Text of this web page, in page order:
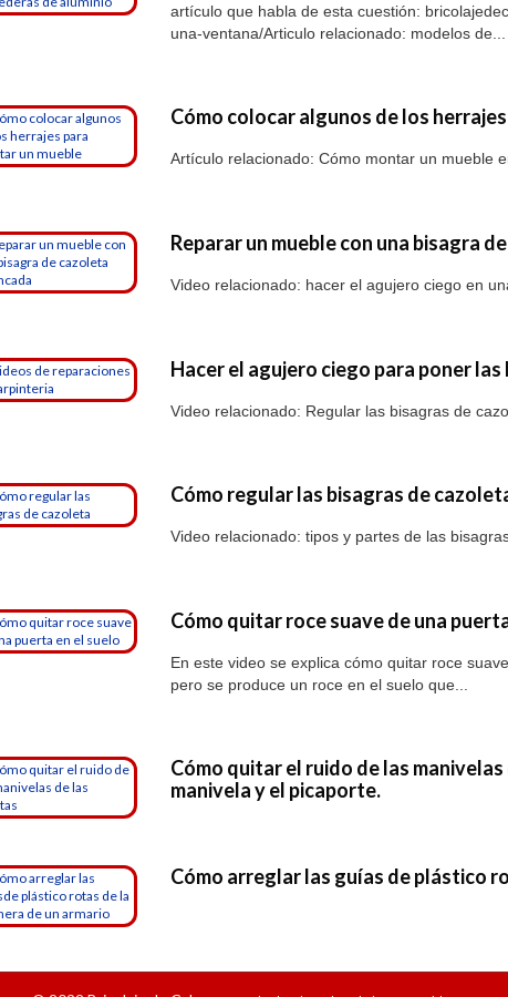
artículo que habla de esta cuestión:
una-ventana/Articulo relacionado: modelos de...
Cómo colocar algunos de los
Artículo relacionado: Cómo montar un mueble
Reparar un mueble con una bisagra
Video relacionado: hacer el agujero ciego en
Hacer el agujero ciego para poner
Video relacionado: Regular las bisagras de
Cómo regular las bisagras de
Video relacionado: tipos y partes de las
Cómo quitar roce suave de una
En este video se explica cómo quitar roce
pero se produce un roce en el suelo que...
Cómo quitar el ruido de las
manivela y el picaporte.
Cómo arreglar las guías de plástico